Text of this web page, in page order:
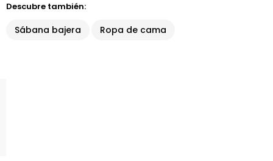
Descubre también:
Sábana bajera Ropa de cama